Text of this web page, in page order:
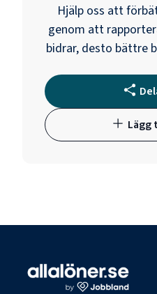
Hjälp oss att
genom att
bidrar, desto bättre
Lägg